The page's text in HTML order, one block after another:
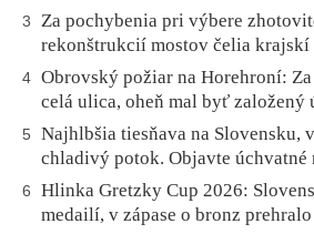
3
Za pochybenia pri výbere
rekonštrukcií mostov čelia krajskí
4 Obrovský požiar na Horehroní:
celá ulica, oheň mal byť založený
5
Najhlbšia tiesňava na Slovensku,
chladivý potok. Objavte úchvatné
6
Hlinka Gretzky Cup 2026:
medailí, v zápase o bronz